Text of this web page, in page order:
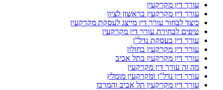
עורך דין מקרקעין
עורך דין מקרקעין בראשון לציון
כיצד לבחור עורך דין מייצג לעסקת מקרקעין
טיפים לבחירת עורך דין מקרקעין
עורך דין בעסקת נדל”ן
עורך דין מקרקעין בחולון
עורך דין מקרקעין בתל אביב
מה זה עורך דין מקרקעין
עורך דין נדל"ן ומקרקעין מומלץ
עורך דין מקרקעין תל אביב והמרכז